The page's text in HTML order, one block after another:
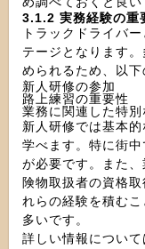
3.1.2 実務経験の重
トラックドライバ
テージとなります
められるため、以下
新人研修の参加
路上練習の重要性
業務に関連した特別
新人研修では基本
学べます。特に街
が必要です。また
険物取扱者の資格
れらの経験を積む
多いです。
詳しい情報につい